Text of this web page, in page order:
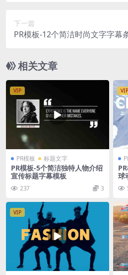
下一篇
PR模板-12个简洁时尚文字字幕
相关文章
VIP
PR模板 标题文字
PR模板-5个简洁独特人物介绍
宣传标题字幕模板
237 3
VIP
球
VIP